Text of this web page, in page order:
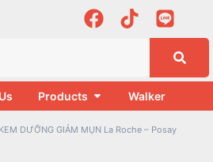
Products Walker
DƯỠNG GIẢM MỤN La Roche – Posay